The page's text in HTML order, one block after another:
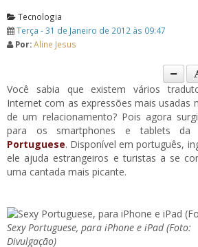
Tecnologia
Terça - 31 de Janeiro de 2012 às 09:47
Por:Aline Jesus
Você sabia que existem vários
Internet com as expressões mais usadas
de um relacionamento? Pois agora
para os smartphones e tablets da
Portuguese. Disponível em português,
ele ajuda estrangeiros e turistas a se
uma cantada mais picante.
Sexy Portuguese, para iPhone e iPad (Foto:
Divulgação)